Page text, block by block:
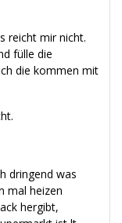
reicht mir nicht.
fülle die
die kommen mit
dringend was
mal heizen
hergibt,